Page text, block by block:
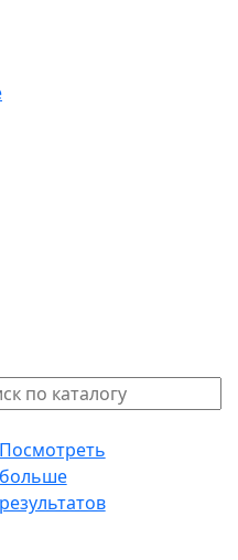
Посмотреть
больше
результатов